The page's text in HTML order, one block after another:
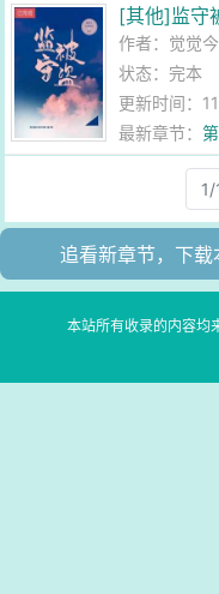
[其他]监守
作者： 觉觉
状态：完本
更新时间：
最新章节：
1/
追看新章节，下
本站所有收录的内容均